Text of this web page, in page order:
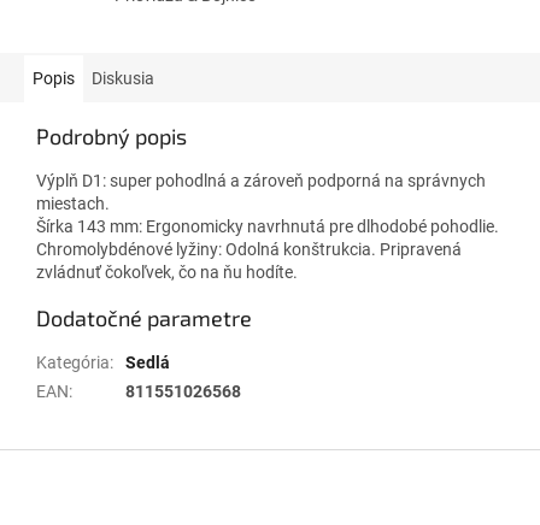
Popis Diskusia
Podrobný popis
Výplň D1: super pohodlná a zároveň podporná na správnych
miestach.
Šírka 143 mm: Ergonomicky navrhnutá pre dlhodobé pohodlie.
Chromolybdénové lyžiny: Odolná konštrukcia. Pripravená
zvládnuť čokoľvek, čo na ňu hodíte.
Dodatočné parametre
Kategória:
Sedlá
EAN: 811551026568